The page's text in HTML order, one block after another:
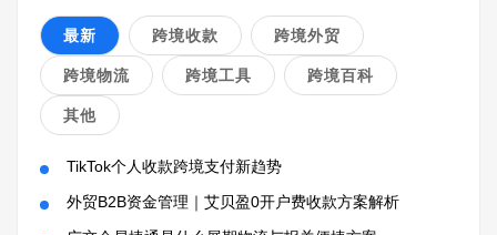
最新 跨境收款 跨境外贸
跨境物流 跨境工具 跨境百科
其他
TikTok个人收款跨境支付新趋势
外贸B2B资金管理｜艾贝盈0开户费收款方案解析